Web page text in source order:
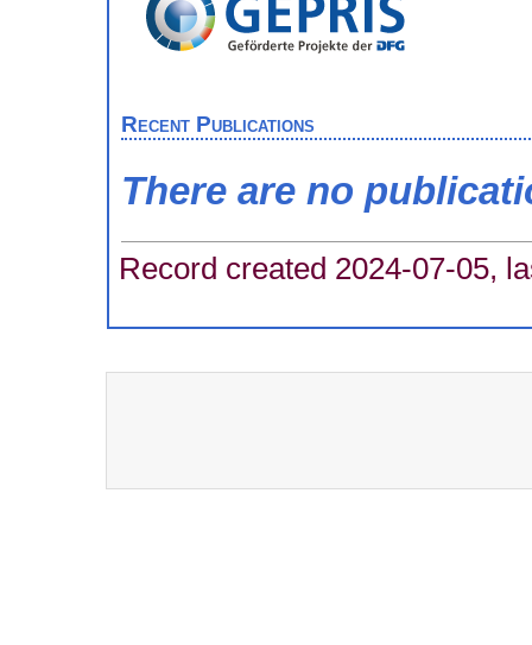
Recent Publications
There are no
Record created 2024-07-05,